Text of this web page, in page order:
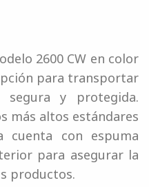
2600 CW en color
para transportar
y protegida.
más altos estándares
cuenta con espuma
para asegurar la
productos.